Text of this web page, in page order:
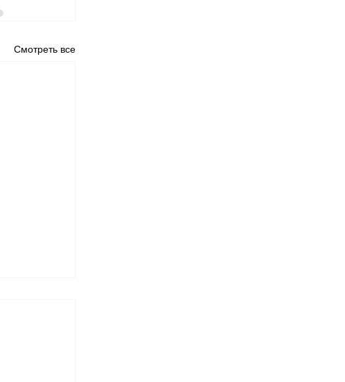
Смотреть все